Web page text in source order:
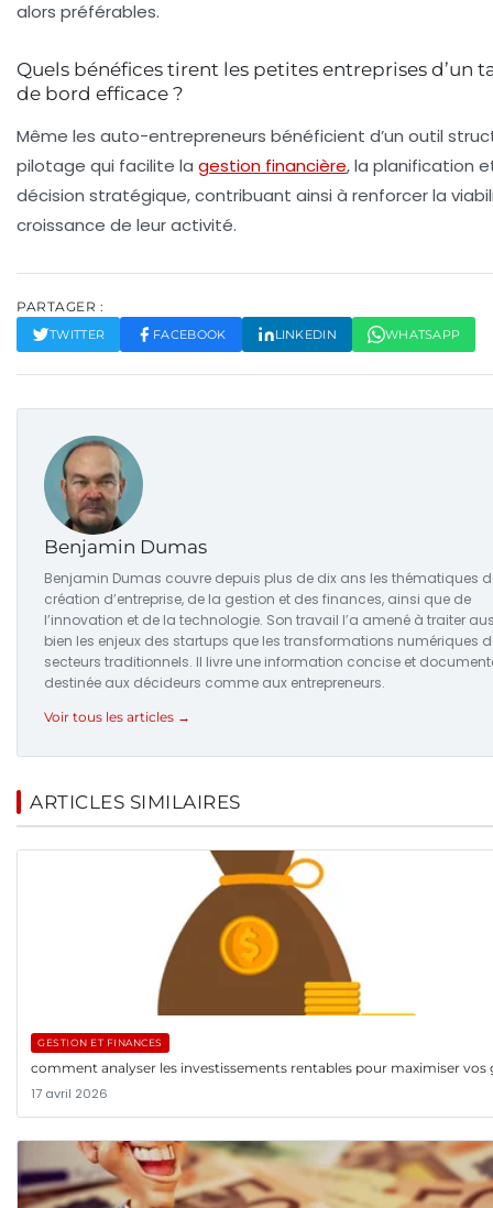
alors préférables.
Quels bénéfices tirent les petites entreprises d’un
de bord efficace ?
Même les auto-entrepreneurs bénéficient d’un outil
pilotage qui facilite la gestion financière, la planification
décision stratégique, contribuant ainsi à renforcer la
croissance de leur activité.
PARTAGER :
TWITTER FACEBOOK LINKEDIN WHATSAPP
Benjamin Dumas
Benjamin Dumas couvre depuis plus de dix ans les thématiques
création d’entreprise, de la gestion et des finances, ainsi que de
l’innovation et de la technologie. Son travail l’a amené à traiter
bien les enjeux des startups que les transformations numériques
secteurs traditionnels. Il livre une information concise et
destinée aux décideurs comme aux entrepreneurs.
Voir tous les articles →
ARTICLES SIMILAIRES
GESTION ET FINANCES
comment analyser les investissements rentables pour maximiser vos
17 avril 2026